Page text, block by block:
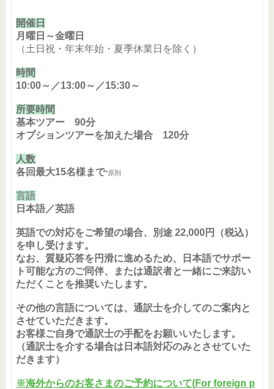
開催日
月曜日～金曜日
（土日祝・年末年始・夏季休業日を除く）
時間
10:00～／13:00～／15:30～
所要時間
基本ツアー 90分
オプションツアーを加えた場合 120分
人数
各回最大15名様まで*原則
言語
日本語／英語
英語での対応をご希望の場合、別途 22,000円（税込）
を申し受けます。
なお、質疑応答を円滑に進めるため、日本語でサポー
ト可能な方のご同伴、または通訳者と一緒にご来訪い
ただくことを推奨いたします。
その他の言語については、通訳士を介してのご案内と
させていただきます。
お客様ご自身で通訳士の手配をお願いいたします。
（通訳士を介する場合は日本語対応のみとさせていた
だきます）
※海外からのお客さまのご予約について(For foreign p